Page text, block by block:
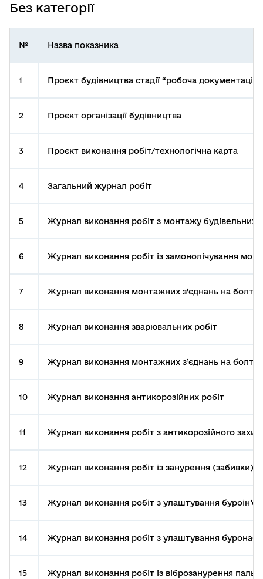
Без категорії
№ Назва показника
1 Проєкт будівництва стадії “робоча
2 Проєкт організації будівництва
3 Проєкт виконання робіт/технологічна карта
4 Загальний журнал робіт
5 Журнал виконання робіт з монтажу будівельних
6 Журнал виконання робіт із замонолічування
7 Журнал виконання монтажних з’єднань на
8 Журнал виконання зварювальних робіт
9 Журнал виконання монтажних з’єднань на
10 Журнал виконання антикорозійних робіт
11 Журнал виконання робіт з антикорозійного
12 Журнал виконання робіт із занурення (забивки)
13 Журнал виконання робіт з улаштування
14 Журнал виконання робіт з улаштування
15 Журнал виконання робіт із віброзанурення паль